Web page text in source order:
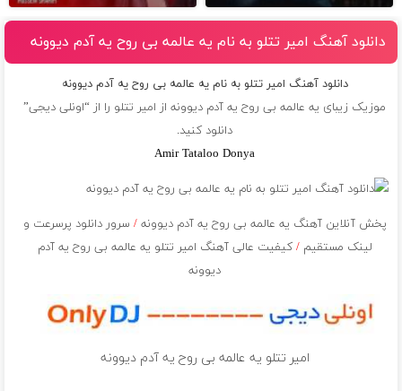
دانلود آهنگ امیر تتلو به نام یه عالمه بی روح یه آدم دیوونه
دانلود آهنگ امیر تتلو به نام یه عالمه بی روح یه آدم دیوونه
موزیک زیبای یه عالمه بی روح یه آدم دیوونه از امیر تتلو را از “اونلی دیجی”
دانلود کنید.
Amir Tataloo Donya
پخش آنلاین آهنگ یه عالمه بی روح یه آدم دیوونه/ سرور دانلود پرسرعت و
لینک مستقیم/ کیفیت عالی آهنگ امیر تتلو یه عالمه بی روح یه آدم
دیوونه
امیر تتلو یه عالمه بی روح یه آدم دیوونه